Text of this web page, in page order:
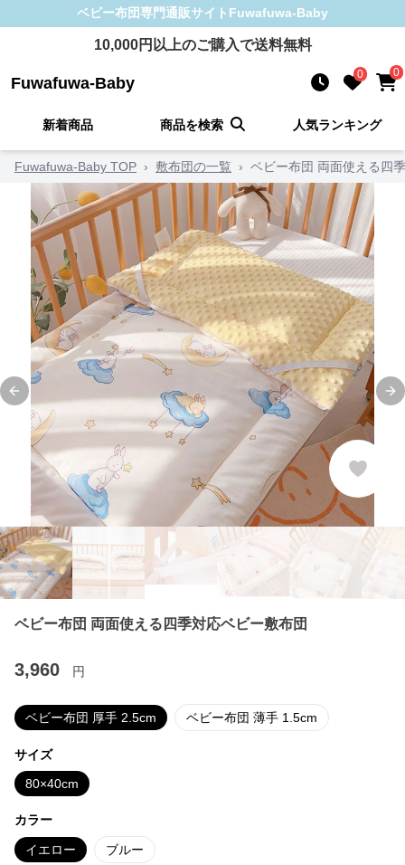
ベビー布団専門通販サイト Fuwafuwa-Baby
10,000円以上のご購入で送料無料
Fuwafuwa-Baby 0 0
新着商品 商品を検索 人気ランキング
Fuwafuwa-Baby TOP › 敷布団の一覧 › ベビー布団 両面使える四
Previous slide
ベビー布団 両面使える四季対応ベビー敷布団
3,960 円
ベビー布団 厚手 2.5cm ベビー布団 薄手 1.5cm
サイズ
80×40cm
カラー
イエロー ブルー